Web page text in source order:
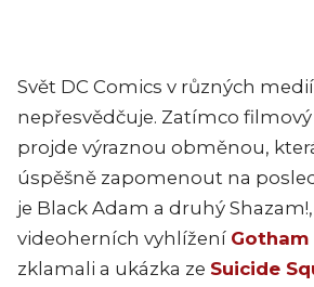
Svět DC Comics v různých
nepřesvědčuje. Zatímco
projde výraznou obměnou,
úspěšně zapomenout na
je Black Adam a druhý
videoherních vyhlížení
zklamali a ukázka ze Suicide